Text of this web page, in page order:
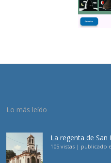
Lo más leído
La regenta de
105 vistas | publicado